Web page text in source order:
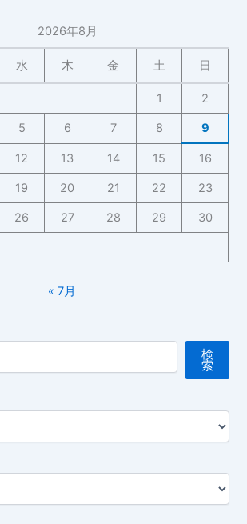
2026年8月
水 木 金 土 日
1 2
5 6 7 8 9
12 13 14 15 16
19 20 21 22 23
26 27 28 29 30
« 7月
検
索